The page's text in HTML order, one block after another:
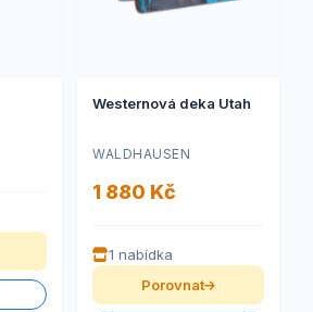
Westernová deka Utah
WALDHAUSEN
1 880 Kč
1 nabídka
Porovnat